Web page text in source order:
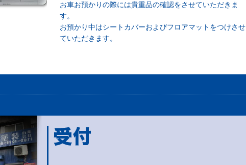
お車お預かりの際には貴重品の確認をさせていただきま
す。
お預かり中はシートカバーおよびフロアマットをつけさせ
ていただきます。